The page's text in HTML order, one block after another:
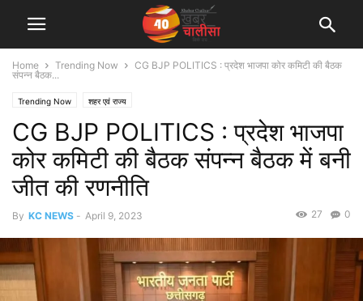
Home Trending Now
CG BJP POLITICS : प्रदेश भाजपा कोर कमिटी की बैठक
संपन्न बैठक...
Trending Now शहर एवं राज्य
CG BJP POLITICS : प्रदेश भाजपा
कोर कमिटी की बैठक संपन्न बैठक में बनी
जीत की रणनीति
By KC NEWS - April 9, 2023 0
27